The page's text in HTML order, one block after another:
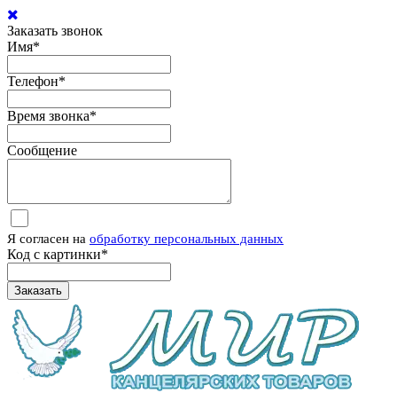
Заказать звонок
Имя*
Телефон*
Время звонка*
Сообщение
Я согласен на обработку персональных данных
Код с картинки*
Заказать